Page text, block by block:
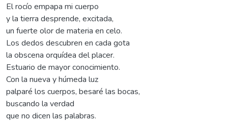
El rocío empapa mi cuerpo
y la tierra desprende, excitada,
un fuerte olor de materia en celo.
Los dedos descubren en cada gota
la obscena orquídea del placer.
Estuario de mayor conocimiento.
Con la nueva y húmeda luz
palparé los cuerpos, besaré las bocas,
buscando la verdad
que no dicen las palabras.